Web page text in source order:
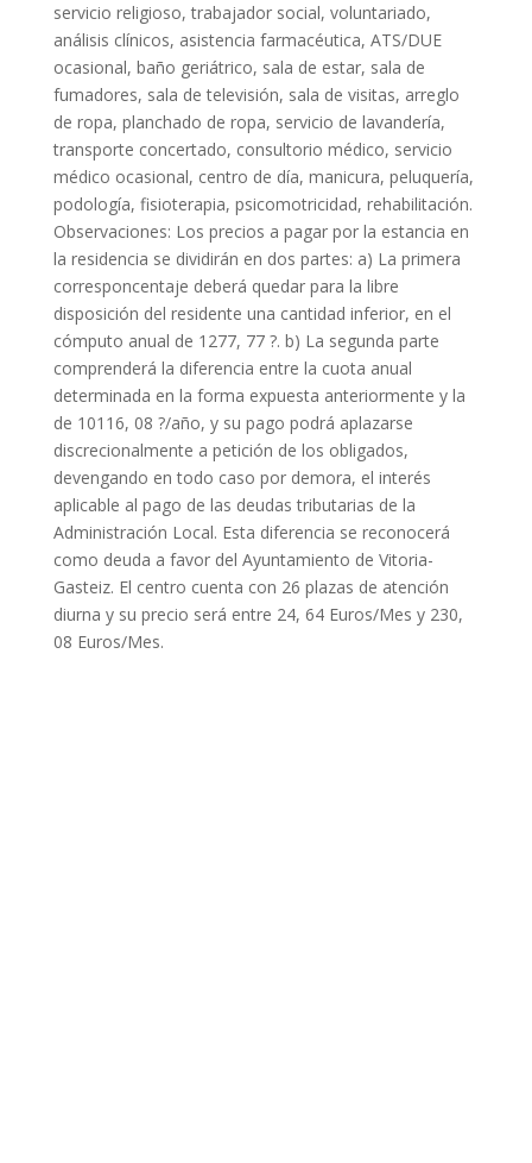
servicio religioso, trabajador social, voluntariado,
análisis clínicos, asistencia farmacéutica, ATS/DUE
ocasional, baño geriátrico, sala de estar, sala de
fumadores, sala de televisión, sala de visitas, arreglo
de ropa, planchado de ropa, servicio de lavandería,
transporte concertado, consultorio médico, servicio
médico ocasional, centro de día, manicura, peluquería,
podología, fisioterapia, psicomotricidad, rehabilitación.
Observaciones: Los precios a pagar por la estancia en
la residencia se dividirán en dos partes: a) La primera
corresponcentaje deberá quedar para la libre
disposición del residente una cantidad inferior, en el
cómputo anual de 1277, 77 ?. b) La segunda parte
comprenderá la diferencia entre la cuota anual
determinada en la forma expuesta anteriormente y la
de 10116, 08 ?/año, y su pago podrá aplazarse
discrecionalmente a petición de los obligados,
devengando en todo caso por demora, el interés
aplicable al pago de las deudas tributarias de la
Administración Local. Esta diferencia se reconocerá
como deuda a favor del Ayuntamiento de Vitoria-
Gasteiz. El centro cuenta con 26 plazas de atención
diurna y su precio será entre 24, 64 Euros/Mes y 230,
08 Euros/Mes.